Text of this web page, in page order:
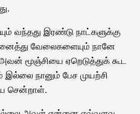
வந்தது இரண்டு நாட்களுக்கு
வேலைகளையும் நானே
மூஞ்சியை ஏறெடுத்துக் கூட
நானும் பேச முயற்சி
சென்றாள்.